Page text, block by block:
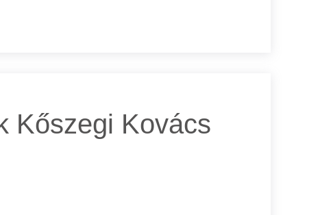
Kőszegi Kovács